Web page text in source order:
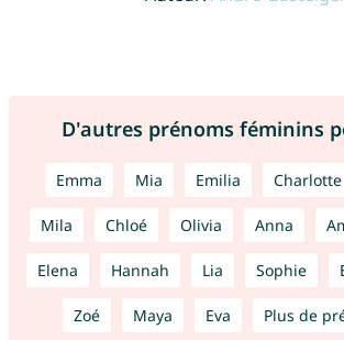
D'autres prénoms féminins
Emma Mia Emilia Charlotte
Mila Chloé Olivia Anna
Elena Hannah Lia Sophie
Zoé Maya Eva Plus de